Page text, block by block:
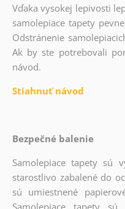
Vďaka vysokej lepivosti
samolepiace tapety
Odstránenie
Ak by ste potrebovali
návod.
Stiahnuť návod
Bezpečné balenie
Samolepiace tapety sú
starostlivo zabalené do
sú umiestnené
Samolepiace tapety